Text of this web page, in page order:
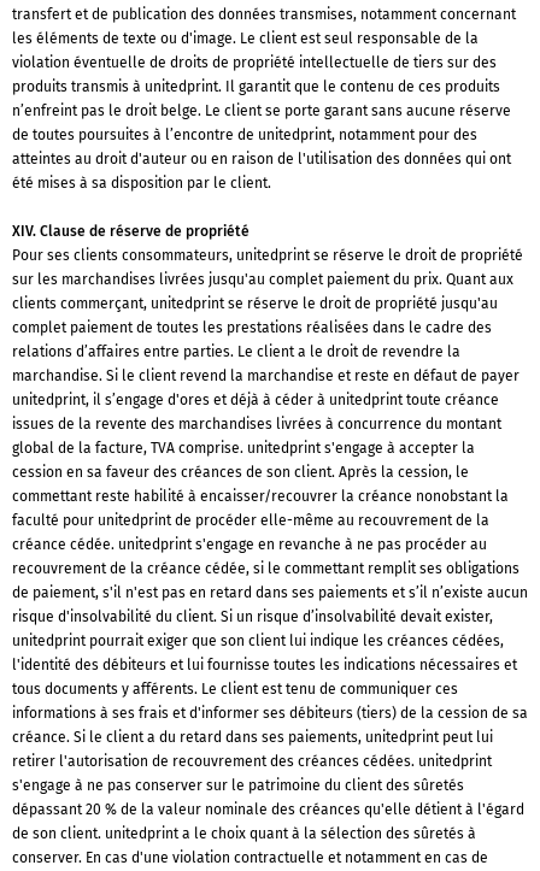
transfert et de publication des données transmises, notamment concernant
les éléments de texte ou d'image. Le client est seul responsable de la
violation éventuelle de droits de propriété intellectuelle de tiers sur des
produits transmis à unitedprint. Il garantit que le contenu de ces produits
n’enfreint pas le droit belge. Le client se porte garant sans aucune réserve
de toutes poursuites à l’encontre de unitedprint, notamment pour des
atteintes au droit d'auteur ou en raison de l'utilisation des données qui ont
été mises à sa disposition par le client.
XIV. Clause de réserve de propriété
Pour ses clients consommateurs, unitedprint se réserve le droit de propriété
sur les marchandises livrées jusqu'au complet paiement du prix. Quant aux
clients commerçant, unitedprint se réserve le droit de propriété jusqu'au
complet paiement de toutes les prestations réalisées dans le cadre des
relations d’affaires entre parties. Le client a le droit de revendre la
marchandise. Si le client revend la marchandise et reste en défaut de payer
unitedprint, il s’engage d'ores et déjà à céder à unitedprint toute créance
issues de la revente des marchandises livrées à concurrence du montant
global de la facture, TVA comprise. unitedprint s'engage à accepter la
cession en sa faveur des créances de son client. Après la cession, le
commettant reste habilité à encaisser/recouvrer la créance nonobstant la
faculté pour unitedprint de procéder elle-même au recouvrement de la
créance cédée. unitedprint s'engage en revanche à ne pas procéder au
recouvrement de la créance cédée, si le commettant remplit ses obligations
de paiement, s'il n'est pas en retard dans ses paiements et s’il n’existe aucun
risque d'insolvabilité du client. Si un risque d’insolvabilité devait exister,
unitedprint pourrait exiger que son client lui indique les créances cédées,
l'identité des débiteurs et lui fournisse toutes les indications nécessaires et
tous documents y afférents. Le client est tenu de communiquer ces
informations à ses frais et d'informer ses débiteurs (tiers) de la cession de sa
créance. Si le client a du retard dans ses paiements, unitedprint peut lui
retirer l'autorisation de recouvrement des créances cédées. unitedprint
s'engage à ne pas conserver sur le patrimoine du client des sûretés
dépassant 20 % de la valeur nominale des créances qu'elle détient à l'égard
de son client. unitedprint a le choix quant à la sélection des sûretés à
conserver. En cas d'une violation contractuelle et notamment en cas de